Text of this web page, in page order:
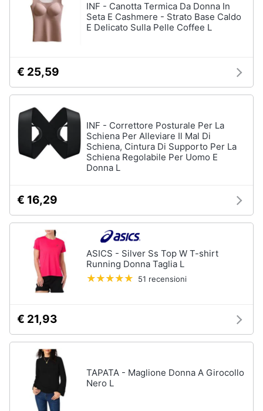
INF - Canotta Termica Da Donna In
Seta E Cashmere - Strato Base Caldo
E Delicato Sulla Pelle Coffee L
€ 25,59
INF - Correttore Posturale Per La
Schiena Per Alleviare Il Mal Di
Schiena, Cintura Di Supporto Per La
Schiena Regolabile Per Uomo E
Donna L
€ 16,29
ASICS - Silver Ss Top W T-shirt
Running Donna Taglia L
51 recensioni
€ 21,93
TAPATA - Maglione Donna A Girocollo
Nero L